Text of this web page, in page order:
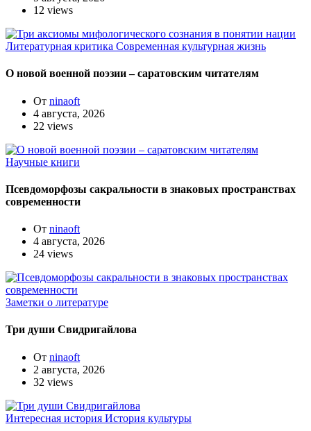
12 views
Литературная критика Современная культурная жизнь
О новой военной поэзии – саратовским читателям
От ninaoft
4 августа, 2026
22 views
Научные книги
Псевдоморфозы сакральности в знаковых пространствах
современности
От ninaoft
4 августа, 2026
24 views
Заметки о литературе
Три души Свидригайлова
От ninaoft
2 августа, 2026
32 views
Интересная история История культуры